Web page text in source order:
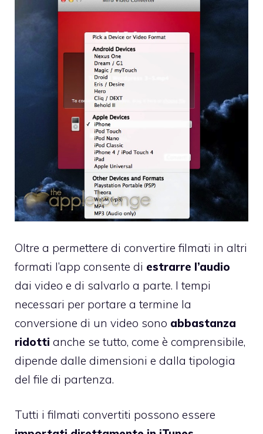
Oltre a permettere di convertire filmati in altri
formati l’app consente di estrarre l’audio
dai video e di salvarlo a parte. I tempi
necessari per portare a termine la
conversione di un video sono abbastanza
ridotti anche se tutto, come è comprensibile,
dipende dalle dimensioni e dalla tipologia
del file di partenza.
Tutti i filmati convertiti possono essere